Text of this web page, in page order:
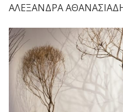
ΑΛΕΞΑΝΔΡΑ